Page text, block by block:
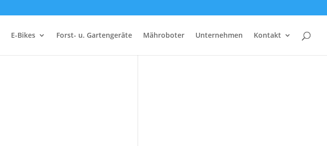
E-Bikes Forst- u. Gartengeräte Mähroboter Unternehmen Kontakt